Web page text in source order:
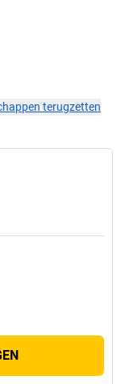
terugzetten